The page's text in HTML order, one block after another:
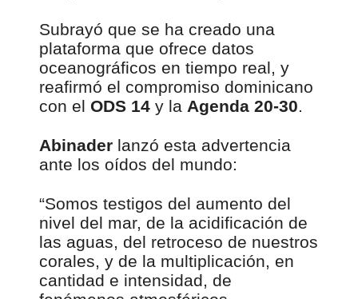
Subrayó que se ha creado una
plataforma que ofrece datos
oceanográficos en tiempo real, y
reafirmó el compromiso dominicano
con el ODS 14 y la Agenda 20-30.
Abinader lanzó esta advertencia
ante los oídos del mundo:
“Somos testigos del aumento del
nivel del mar, de la acidificación de
las aguas, del retroceso de nuestros
corales, y de la multiplicación, en
cantidad e intensidad, de